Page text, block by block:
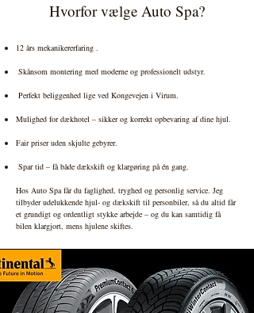
Hvorfor vælge Auto Spa?
12 års mekanikererfaring .
Skånsom montering med moderne og professionelt udstyr.
Perfekt beliggenhed lige ved Kongevejen i Virum.
Mulighed for dækhotel – sikker og korrekt opbevaring af dine hjul.
Fair priser uden skjulte gebyrer.
Spar tid – få både dækskift og klargøring på én gang.
Hos Auto Spa får du faglighed, tryghed og personlig service. Jeg
tilbyder udelukkende hjul- og dækskift til personbiler, så du altid får
et grundigt og ordentligt stykke arbejde – og du kan samtidig få
bilen klargjort, mens hjulene skiftes.